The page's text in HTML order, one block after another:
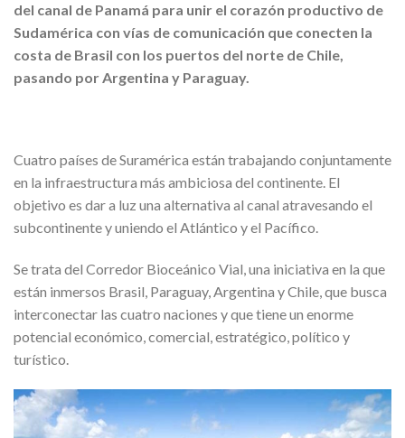
del canal de Panamá para unir el corazón productivo de
Sudamérica con vías de comunicación que conecten la
costa de Brasil con los puertos del norte de Chile,
pasando por Argentina y Paraguay.
Cuatro países de Suramérica están trabajando conjuntamente
en la infraestructura más ambiciosa del continente. El
objetivo es dar a luz una alternativa al canal atravesando el
subcontinente y uniendo el Atlántico y el Pacífico.
Se trata del Corredor Bioceánico Vial, una iniciativa en la que
están inmersos Brasil, Paraguay, Argentina y Chile, que busca
interconectar las cuatro naciones y que tiene un enorme
potencial económico, comercial, estratégico, político y
turístico.